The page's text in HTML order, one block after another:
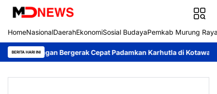
HomeNasionalDaerahEkonomiSosial BudayaPemkab Murung
BERITA HARI INICepat Padamkan Karhutla di Kotawaringin Timur